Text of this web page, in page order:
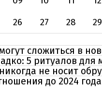
26 27 28 29
сложиться в
5 ритуалов для
не носит
до 2024 года